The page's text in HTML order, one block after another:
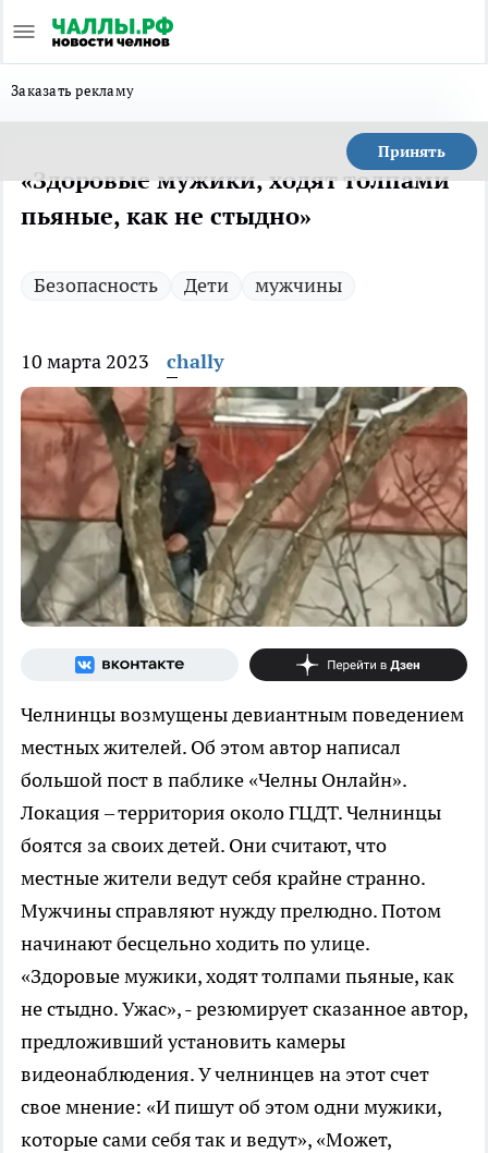
Заказать рекламу
Принять
«Здоровые мужики, ходят толпами
пьяные, как не стыдно»
Безопасность Дети мужчины
10 марта 2023 chally
Челнинцы возмущены девиантным поведением
местных жителей. Об этом автор написал
большой пост в паблике «Челны Онлайн».
Локация – территория около ГЦДТ. Челнинцы
боятся за своих детей. Они считают, что
местные жители ведут себя крайне странно.
Мужчины справляют нужду прелюдно. Потом
начинают бесцельно ходить по улице.
«Здоровые мужики, ходят толпами пьяные, как
не стыдно. Ужас», - резюмирует сказанное автор,
предложивший установить камеры
видеонаблюдения. У челнинцев на этот счет
свое мнение: «И пишут об этом одни мужики,
которые сами себя так и ведут», «Может,